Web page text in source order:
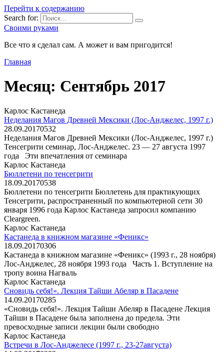
Перейти к содержанию
Search for:
Своими руками
Все что я сделал сам. А может и вам пригодится!
Главная
Месяц: Сентябрь 2017
Карлос Кастанеда
Неделания Магов Древней Мексики (Лос-Анджелес, 1997 г.)
28.09.20170532
Неделания Магов Древней Мексики (Лос-Анджелес, 1997 г.)
Тенсегрити семинар, Лос-Анджелес. 23 — 27 августа 1997
года Эти впечатления от семинара
Карлос Кастанеда
Бюллетени по тенсегрити
18.09.20170538
Бюллетени по тенсегрити Бюллетень для практикующих
Тенсегрити, распространенный по компьютерной сети 30
января 1996 года Карлос Кастанеда запросил компанию
Cleargreen.
Карлос Кастанеда
Кастанеда в книжном магазине «Феникс»
18.09.20170306
Кастанеда в книжном магазине «Феникс» (1993 г., 28 ноября)
Лос-Анджелес, 28 ноября 1993 года Часть 1. Вступление на
тропу воина Нагваль
Карлос Кастанеда
Сновидь себя!». Лекция Тайши Абеляр в Пасадене
14.09.20170285
«Сновидь себя!». Лекция Тайши Абеляр в Пасадене Лекция
Тайши в Пасадене была заполнена до предела. Эти
превосходные записи лекции были свободно
Карлос Кастанеда
Встречи в Лос-Анджелесе (1997 г., 23-27августа)